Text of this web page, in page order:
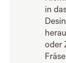
in
oder